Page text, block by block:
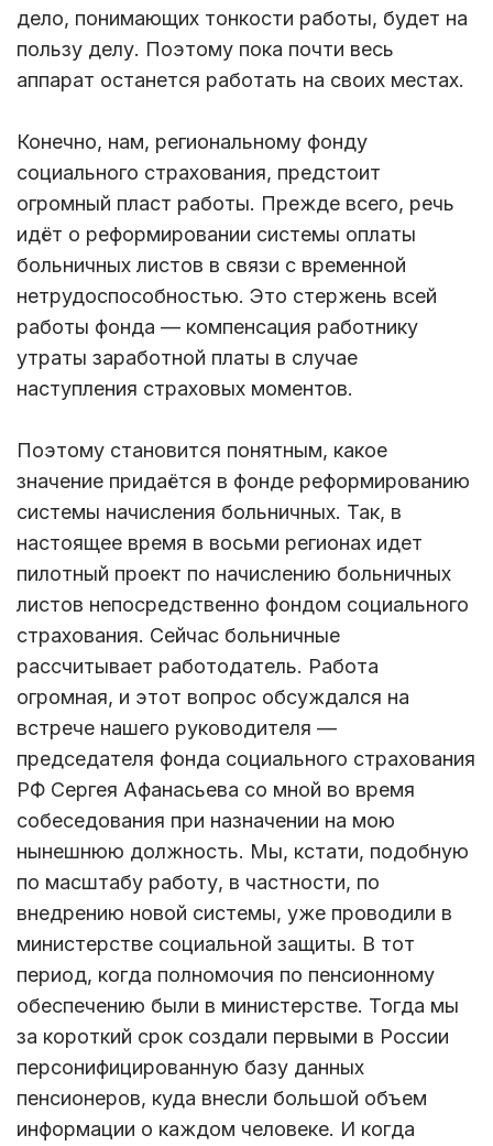
дело, понимающих тонкости работы, будет на
пользу делу. Поэтому пока почти весь
аппарат останется работать на своих местах.
Конечно, нам, региональному фонду
социального страхования, предстоит
огромный пласт работы. Прежде всего, речь
идёт о реформировании системы оплаты
больничных листов в связи с временной
нетрудоспособностью. Это стержень всей
работы фонда — компенсация работнику
утраты заработной платы в случае
наступления страховых моментов.
Поэтому становится понятным, какое
значение придаётся в фонде реформированию
системы начисления больничных. Так, в
настоящее время в восьми регионах идет
пилотный проект по начислению больничных
листов непосредственно фондом социального
страхования. Сейчас больничные
рассчитывает работодатель. Работа
огромная, и этот вопрос обсуждался на
встрече нашего руководителя —
председателя фонда социального страхования
РФ Сергея Афанасьева со мной во время
собеседования при назначении на мою
нынешнюю должность. Мы, кстати, подобную
по масштабу работу, в частности, по
внедрению новой системы, уже проводили в
министерстве социальной защиты. В тот
период, когда полномочия по пенсионному
обеспечению были в министерстве. Тогда мы
за короткий срок создали первыми в России
персонифицированную базу данных
пенсионеров, куда внесли большой объем
информации о каждом человеке. И когда